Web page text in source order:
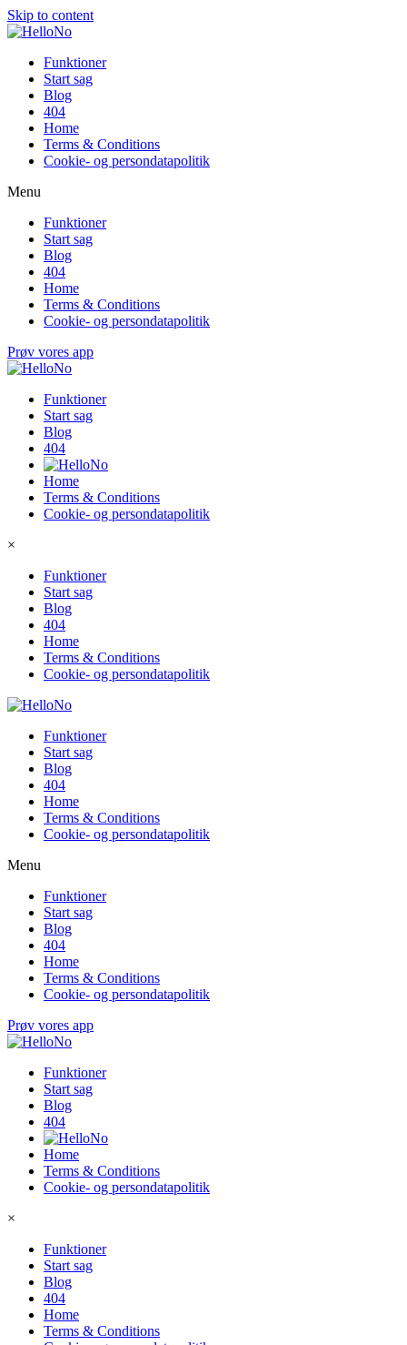
Skip to content
Funktioner
Start sag
Blog
404
Home
Terms & Conditions
Cookie- og persondatapolitik
Menu
Funktioner
Start sag
Blog
404
Home
Terms & Conditions
Cookie- og persondatapolitik
Prøv vores app
Funktioner
Start sag
Blog
404
Home
Terms & Conditions
Cookie- og persondatapolitik
×
Funktioner
Start sag
Blog
404
Home
Terms & Conditions
Cookie- og persondatapolitik
Funktioner
Start sag
Blog
404
Home
Terms & Conditions
Cookie- og persondatapolitik
Menu
Funktioner
Start sag
Blog
404
Home
Terms & Conditions
Cookie- og persondatapolitik
Prøv vores app
Funktioner
Start sag
Blog
404
Home
Terms & Conditions
Cookie- og persondatapolitik
×
Funktioner
Start sag
Blog
404
Home
Terms & Conditions